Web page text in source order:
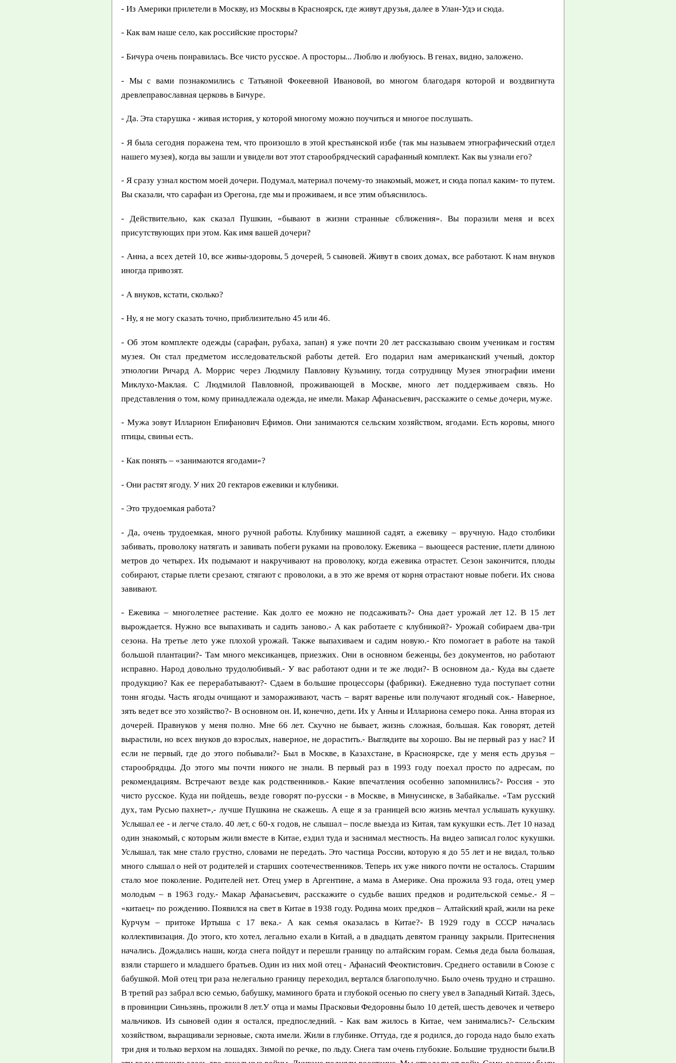
- Из Америки прилетели в Москву, из Москвы в Красноярск, где живут друзья, далее в Улан-Удэ и сюда.
- Как вам наше село, как российские просторы?
- Бичура очень понравилась. Все чисто русское. А просторы... Люблю и любуюсь. В генах, видно, заложено.
- Мы с вами познакомились с Татьяной Фокеевной Ивановой, во многом благодаря которой и воздвигнута
древлеправославная церковь в Бичуре.
- Да. Эта старушка - живая история, у которой многому можно поучиться и многое послушать.
- Я была сегодня поражена тем, что произошло в этой крестьянской избе (так мы называем этнографический отдел
нашего музея), когда вы зашли и увидели вот этот старообрядческий сарафанный комплект. Как вы узнали его?
- Я сразу узнал костюм моей дочери. Подумал, материал почему-то знакомый, может, и сюда попал каким- то путем.
Вы сказали, что сарафан из Орегона, где мы и проживаем, и все этим объяснилось.
- Действительно, как сказал Пушкин, «бывают в жизни странные сближения». Вы поразили меня и всех
присутствующих при этом. Как имя вашей дочери?
- Анна, а всех детей 10, все живы-здоровы, 5 дочерей, 5 сыновей. Живут в своих домах, все работают. К нам внуков
иногда привозят.
- А внуков, кстати, сколько?
- Ну, я не могу сказать точно, приблизительно 45 или 46.
- Об этом комплекте одежды (сарафан, рубаха, запан) я уже почти 20 лет рассказываю своим ученикам и гостям
музея. Он стал предметом исследовательской работы детей. Его подарил нам американский ученый, доктор
этнологии Ричард А. Моррис через Людмилу Павловну Кузьмину, тогда сотрудницу Музея этнографии имени
Миклухо-Маклая. С Людмилой Павловной, проживающей в Москве, много лет поддерживаем связь. Но
представления о том, кому принадлежала одежда, не имели. Макар Афанасьевич, расскажите о семье дочери, муже.
- Мужа зовут Илларион Епифанович Ефимов. Они занимаются сельским хозяйством, ягодами. Есть коровы, много
птицы, свиньи есть.
- Как понять – «занимаются ягодами»?
- Они растят ягоду. У них 20 гектаров ежевики и клубники.
- Это трудоемкая работа?
- Да, очень трудоемкая, много ручной работы. Клубнику машиной садят, а ежевику – вручную. Надо столбики
забивать, проволоку натягать и завивать побеги руками на проволоку. Ежевика – вьющееся растение, плети длиною
метров до четырех. Их подымают и накручивают на проволоку, когда ежевика отрастет. Сезон закончится, плоды
собирают, старые плети срезают, стягают с проволоки, а в это же время от корня отрастают новые побеги. Их снова
завивают.
- Ежевика – многолетнее растение. Как долго ее можно не подсаживать?- Она дает урожай лет 12. В 15 лет вырождается. Нужно все выпахивать и садить заново.- А как работаете с клубникой?- Урожай собираем два-три сезона. На третье лето уже плохой урожай. Также выпахиваем и садим новую.- Кто помогает в работе на такой большой плантации?- Там много мексиканцев, приезжих. Они в основном беженцы, без документов, но работают исправно. Народ довольно трудолюбивый.- У вас работают одни и те же люди?- В основном да.- Куда вы сдаете продукцию? Как ее перерабатывают?- Сдаем в большие процессоры (фабрики). Ежедневно туда поступает сотни тонн ягоды. Часть ягоды очищают и замораживают, часть – варят варенье или получают ягодный сок.- Наверное, зять ведет все это хозяйство?- В основном он. И, конечно, дети. Их у Анны и Иллариона семеро пока. Анна вторая из дочерей. Правнуков у меня полно. Мне 66 лет. Скучно не бывает, жизнь сложная, большая. Как говорят, детей вырастили, но всех внуков до взрослых, наверное, не дорастить.- Выглядите вы хорошо. Вы не первый раз у нас? И если не первый, где до этого побывали?- Был в Москве, в Казахстане, в Красноярске, где у меня есть друзья – старообрядцы. До этого мы почти никого не знали. В первый раз в 1993 году поехал просто по адресам, по рекомендациям. Встречают везде как родственников.- Какие впечатления особенно запомнились?- Россия - это чисто русское. Куда ни пойдешь, везде говорят по-русски - в Москве, в Минусинске, в Забайкалье. «Там русский дух, там Русью пахнет»,- лучше Пушкина не скажешь. А еще я за границей всю жизнь мечтал услышать кукушку. Услышал ее - и легче стало. 40 лет, с 60-х годов, не слышал – после выезда из Китая, там кукушки есть. Лет 10 назад один знакомый, с которым жили вместе в Китае, ездил туда и заснимал местность. На видео записал голос кукушки. Услышал, так мне стало грустно, словами не передать. Это частица России, которую я до 55 лет и не видал, только много слышал о ней от родителей и старших соотечественников. Теперь их уже никого почти не осталось. Старшим стало мое поколение. Родителей нет. Отец умер в Аргентине, а мама в Америке. Она прожила 93 года, отец умер молодым – в 1963 году.- Макар Афанасьевич, расскажите о судьбе ваших предков и родительской семье.- Я – «китаец» по рождению. Появился на свет в Китае в 1938 году. Родина моих предков – Алтайский край, жили на реке Курчум – притоке Иртыша с 17 века.- А как семья оказалась в Китае?- В 1929 году в СССР началась коллективизация. До этого, кто хотел, легально ехали в Китай, а в двадцать девятом границу закрыли. Притеснения начались. Дождались наши, когда снега пойдут и перешли границу по алтайским горам. Семья деда была большая, взяли старшего и младшего братьев. Один из них мой отец - Афанасий Феоктистович. Среднего оставили в Союзе с бабушкой. Мой отец три раза нелегально границу переходил, вертался благополучно. Было очень трудно и страшно. В третий раз забрал всю семью, бабушку, маминого брата и глубокой осенью по снегу увел в Западный Китай. Здесь, в провинции Синьзянь, прожили 8 лет.У отца и мамы Прасковьи Федоровны было 10 детей, шесть девочек и четверо мальчиков. Из сыновей один я остался, предпоследний. - Как вам жилось в Китае, чем занимались?- Сельским хозяйством, выращивали зерновые, скота имели. Жили в глубинке. Оттуда, где я родился, до города надо было ехать три дня и только верхом на лошадях. Зимой по речке, по льду. Снега там очень глубокие. Большие трудности были.В эти годы прошли здесь две локальные войны. Дунгане подняли восстание. Мы страдали от войн. Сами должны были защищать себя. Правительственная китайская армия не обеспечивала безопасность. Нашим выдали оружие, многие погибли, а все поселки были выжжены. В сорок четвертом казахи подняли восстание, опять разорение и нажим.С пятьдесят третьего стало полегче. К власти пришли коммунисты, дали свободу, провозгласили – живи, кто как хочет. Но это продолжалось недолго, всего 4 года. В пятьдесят седьмом предложили всем объединиться в кооперативы, а затем в коммуны.- Подобное было у нас в тридцатые годы.- Да, мы слышали, что в Советском Союзе созданы колхозы, но в колхозах хоть имели право кушать дома, и здесь все полностью обобществили, все село идет в одну столовую. Из Китая уехали в 1960 году, еще до культурной революции, но уже тогда круто стали закручивать гайки. Хотя нас считали иностранцами и преследовали меньше, чем своих, но тоже следили, пугали, арестовывали. Тогда были разногласия у Китая с Советским Союзом, и, чтобы «насолить» СССР, Китай разрешил выезд иностранцев в другие страны. Нет худа без добра. Бежали до Шанхая, в английском посольстве получили документы и переправились в Гонконг. Оттуда морем – океаном два месяца до Южной Америки. Так оказались в Аргентине.- Вы сами выбирали страну?- Что вы! Там мало спрашивали об этом. Но помогал Мировой Совет Церквей. Это не старообрядческий совет, а Мировой. Он объединял все религии и помогал беженцам, независимо от религиозной принадлежности. Тогда главным лицом Совета был саудовский принц Агахан. По приезде помогали пару лет. Потом сказали – вы свободны, определяйтесь сами. Документы оформляла Организация Объединенных Наций.- Макар Афанасьевич, вернемся к тому моменту, когда вы переходили границу Китая. Вам чинили препятствия на таможне?- Еще как! Мы выехали практически без средств существования. Забрали все более – менее ценное: деньги, колечки, цепочки, все отобрали, все перетрясли.- Удалось ли сохранить книги, иконы?- Это первое, что старались уберечь в любых переделках. Это святое.- Итак, вы оказались в субтропиках, в Аргентине.- Субтропический климат Северной части Аргентины для нас просто губителен. На юге легче, но и здесь не бывает зимы. Помню, как нам не хватало снега, как хотелось покататься на лыжах! В Китае горы, и снега полно. Ехали сегодня к вам, смотрю, какие горы хорошие! Вот бы зимой покататься.- Макар Афанасьевич, чем вы жили в Аргентине?- Трудом. Сначала работали с половины, арендовали землю, выращивали помидоры, огурцы. Помидоры сдавали на томатную фабрику. Шесть лет прожили на одном месте, что-то скопили (работали всей семьей), переехали на другое место, где на десяти гектарах выращивали виноград.- А как был обустроен ваш быт?- Благоустройства не было никакого. Дети учились при керосиновой лампе.- Вся Южная Америка говорит на испанском. Кажется, только в Бразилии португальский язык. Как вы общались в таком языковом окружении?- Дети учились в аргентинской школе и скоро стали говорить на испанском.- А взрослые?- Я молодой в то время был, испанский хорошо освоил, писал и читал. Язык парагвайцев немного отличается, примерно, как русские диалекты разных местностей, но все понимают друг друга. В Аргентине у нас народились два сына и дочь.- Что же вас повлекло дальше?- Дети подросли, надо было выбираться в Северную Америку, где жили мои четыре сестры. Они попали в Бразилию, выехали оттуда раньше, чем мы из Аргентины. Мы не могли сразу попасть в Америку, так как были китайскими уроженцами. США регулировали приезд иммигрантов – рабочей силы. Нам квоту надо было ждать 25 лет. А русский, родившейся в России, мог подать паспорт и ехать в Америку. Но русских (советских) было очень мало, им был запрещен выезд из СССР.- Как же вам все-таки удалось выехать в США?- Помог Толстовский фонд, основанный дочерью Льва Николаевича Александрой Львовной. Фонд по договоренности с правительством США осуществляет помощь русским эмигрантом, в первую очередь имеющим специальности. Я от рождения плотник. Столько домов построил топором! В Америке, к сожалению, топор без надобности – все механизировано. Да и топоров как таковых нет, колуны, правда, есть. Я топоры из России везу. В 1971 году моя семья переехала в США, в городок Вутборн. Большинство старообрядцев живет по хуторам. У нас тоже хутор.- Что такое русский хутор в Америке?- М.А. Это ферма, то же, что и в дореволюционной России. Моя покойная теща, родом из Красноуфимска, рассказывала, что до мировой войны их тоже расселяли по хуторам, давали землю в собственность и через чужой участок никто не смел ездить. У нас 8 гектаров земли. Дети имеют свои дома и фермы. Старший родился в 1961 году, младший в 1977 году. За 15 лет народилось у нас с Таисией Сергеевной всего 10 детей, многие вырастили по 14. Жена четвертый раз в России, сейчас осталась в Минусинске. Семья «интернациональная» по рождению: трое детей родились в Китае, трое в Аргентине, четверо в США.- А как женятся старообрядцы в Америке, по любви или по желанию родителей?- По всякому, в основном по своему выбору. Так было и у меня. Я женился в 17 лет, в 1955 году. Супруга с детьми тоже работала, ездили по полям, ягоду собирали, хмель завивали.- Как это – «хмель завивали»?- Весной на плантации хмеля, который идет на приготовление пива, ставят высокие столбы, натягают крест-накрест проволоку. К столбам вверху, передвигаясь на тележках, привязывают веревочки. Те, кто идет внизу, натягают веревочки, а когда хмель подрастает, его вручную наматывают на них. Поля у фермеров огромные. Платят с выработки или по часам.- Поговорим немного об обычаях. В том, что сохранилась традиционная одежда, мы уже убедились. А еда?- Есть хорошие шитницы. Все шьют сами. Рубахи мужские с вырезом, с воротником, косоворотки со столбиком. Праздничные рубахи вышивают. Все носят пояса, но фабричные и узкие. У вас красивые пояса ручной работы, я сегодня любовался. Запанки тоже нет, застегают кнопкой или брошкой. Здесь, на родине, увидел воочию, о чем рассказывали мать и бабушка – сарафаны старинные, настоящие. Американцам нравится наша одежда. Смотришь, женщина в сарафане садится в машину, едет в банк на работу. Некоторые американки стали носить русские сарафаны. Из богатых семей ходят, изучают русский язык. Там вообще люди со всего света. Индусы в обмотках на голове (чалмах) и другие. Американцы – воспитанные люди, никогда не рассматривают, ничего осуждающего не скажут.Поначалу странно: всем улыбаются, со всеми здороваются, будто знают друг друга. Еда, спрашиваете. Супруга Таисия Сергеевна стряпает шаньги` (он